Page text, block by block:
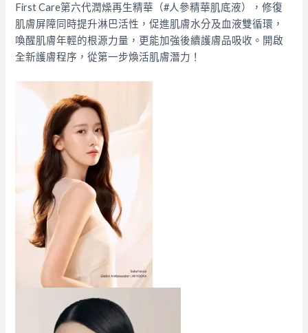
First Care第六代潤燥再生精華（#人參精華肌底液），修復
肌膚屏障同時提升淋巴活性，促進肌膚水分及血液雙循環，
喚醒肌膚年輕的根源力量，更能加強後續護膚品吸收。開啟
全新護膚程序，從第一步煥活肌膚潛力！